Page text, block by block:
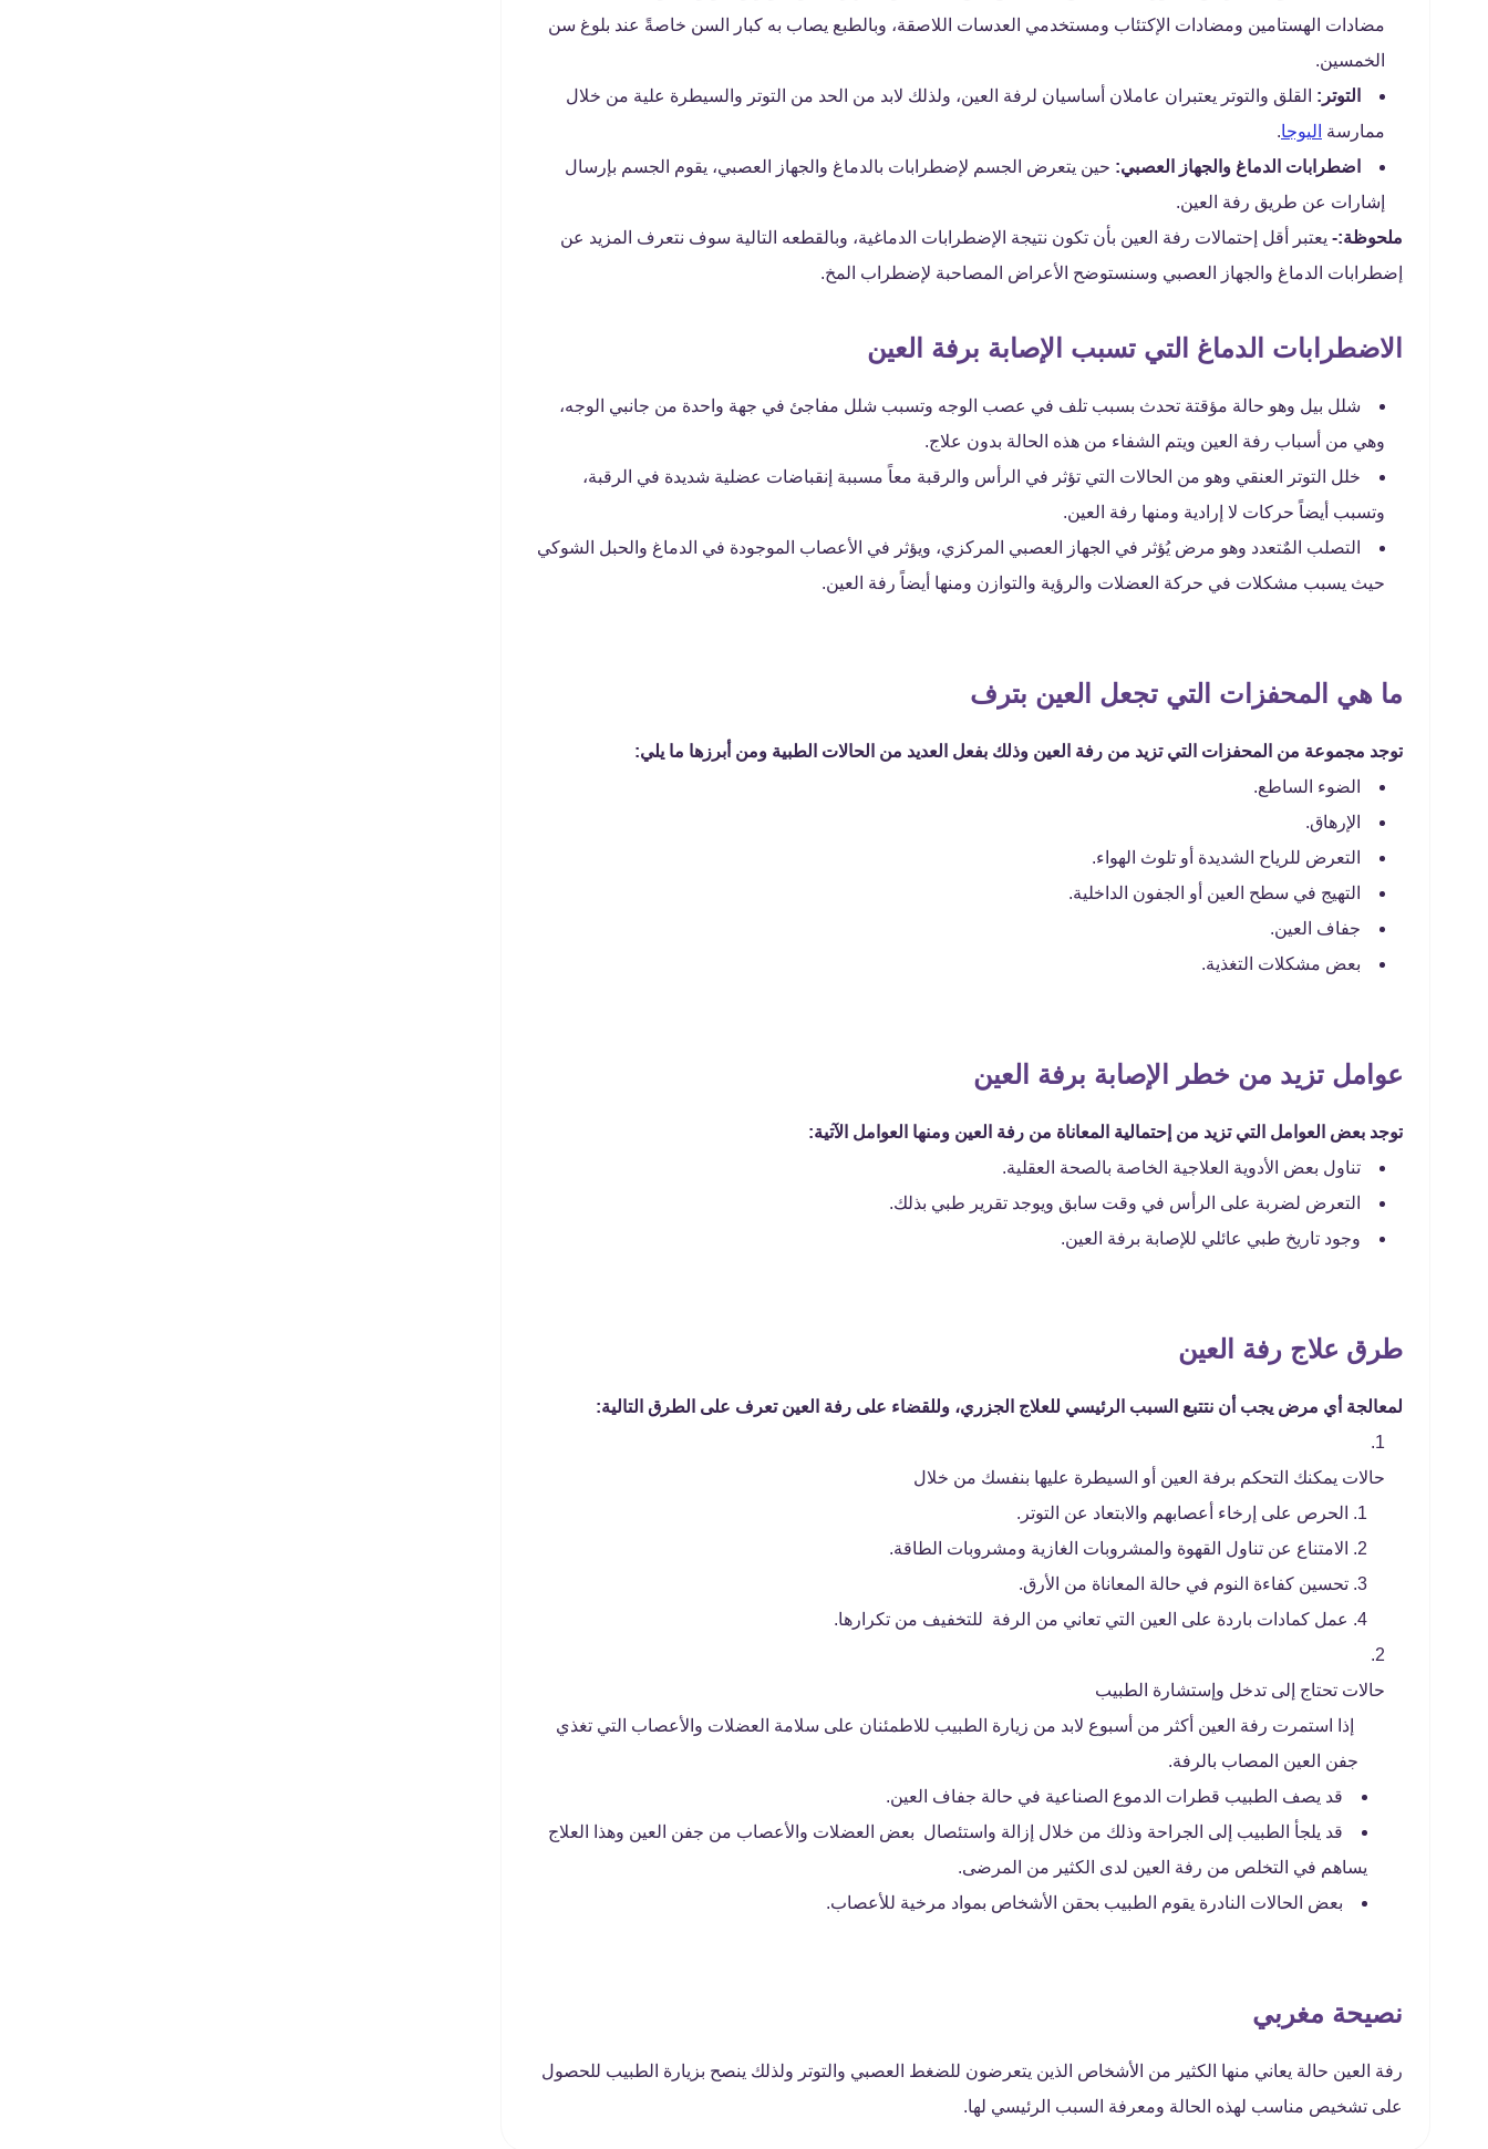
مضادات الهستامين ومضادات الإكتئاب ومستخدمي العدسات اللاصقة، وبالطبع يصاب به كبار السن خاصةً عند بلوغ سن
الخمسين.
التوتر: القلق والتوتر يعتبران عاملان أساسيان لرفة العين، ولذلك لابد من الحد من التوتر والسيطرة علية من خلال
ممارسة اليوجا.
اضطرابات الدماغ والجهاز العصبي: حين يتعرض الجسم لإضطرابات بالدماغ والجهاز العصبي، يقوم الجسم بإرسال
إشارات عن طريق رفة العين.
ملحوظة:- يعتبر أقل إحتمالات رفة العين بأن تكون نتيجة الإضطرابات الدماغية، وبالقطعه التالية سوف نتعرف المزيد عن
إضطرابات الدماغ والجهاز العصبي وسنستوضح الأعراض المصاحبة لإضطراب المخ.
الاضطرابات الدماغ التي تسبب الإصابة برفة العين
شلل بيل وهو حالة مؤقتة تحدث بسبب تلف في عصب الوجه وتسبب شلل مفاجئ في جهة واحدة من جانبي الوجه،
وهي من أسباب رفة العين ويتم الشفاء من هذه الحالة بدون علاج.
خلل التوتر العنقي وهو من الحالات التي تؤثر في الرأس والرقبة معاً مسببة إنقباضات عضلية شديدة في الرقبة،
وتسبب أيضاً حركات لا إرادية ومنها رفة العين.
التصلب المٌتعدد وهو مرض يُؤثر في الجهاز العصبي المركزي، ويؤثر في الأعصاب الموجودة في الدماغ والحبل الشوكي
حيث يسبب مشكلات في حركة العضلات والرؤية والتوازن ومنها أيضاً رفة العين.
ما هي المحفزات التي تجعل العين بترف
توجد مجموعة من المحفزات التي تزيد من رفة العين وذلك بفعل العديد من الحالات الطبية ومن أبرزها ما يلي:
الضوء الساطع.
الإرهاق.
التعرض للرياح الشديدة أو تلوث الهواء.
التهيج في سطح العين أو الجفون الداخلية.
جفاف العين.
بعض مشكلات التغذية.
عوامل تزيد من خطر الإصابة برفة العين
توجد بعض العوامل التي تزيد من إحتمالية المعاناة من رفة العين ومنها العوامل الآتية:
تناول بعض الأدوية العلاجية الخاصة بالصحة العقلية.
التعرض لضربة على الرأس في وقت سابق ويوجد تقرير طبي بذلك.
وجود تاريخ طبي عائلي للإصابة برفة العين.
طرق علاج رفة العين
لمعالجة أي مرض يجب أن نتتبع السبب الرئيسي للعلاج الجزري، وللقضاء على رفة العين تعرف على الطرق التالية:
حالات يمكنك التحكم برفة العين أو السيطرة عليها بنفسك من خلال
الحرص على إرخاء أعصابهم والابتعاد عن التوتر.
الامتناع عن تناول القهوة والمشروبات الغازية ومشروبات الطاقة.
تحسين كفاءة النوم في حالة المعاناة من الأرق.
عمل كمادات باردة على العين التي تعاني من الرفة للتخفيف من تكرارها.
حالات تحتاج إلى تدخل وإستشارة الطبيب
إذا استمرت رفة العين أكثر من أسبوع لابد من زيارة الطبيب للاطمئنان على سلامة العضلات والأعصاب التي تغذي
جفن العين المصاب بالرفة.
قد يصف الطبيب قطرات الدموع الصناعية في حالة جفاف العين.
قد يلجأ الطبيب إلى الجراحة وذلك من خلال إزالة واستئصال بعض العضلات والأعصاب من جفن العين وهذا العلاج
يساهم في التخلص من رفة العين لدى الكثير من المرضى.
بعض الحالات النادرة يقوم الطبيب بحقن الأشخاص بمواد مرخية للأعصاب.
نصيحة مغربي
رفة العين حالة يعاني منها الكثير من الأشخاص الذين يتعرضون للضغط العصبي والتوتر ولذلك ينصح بزيارة الطبيب للحصول
على تشخيص مناسب لهذه الحالة ومعرفة السبب الرئيسي لها.